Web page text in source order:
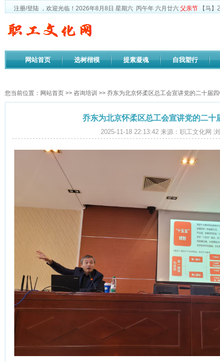
注册/登陆 ，欢迎光临！ 2026年8月8日 星期六 丙午年 六月廿六 父亲节 【马
网站首页 选树楷模 提素凝魂 自我塑行
您当前位置： 网站首页 >> 咨询培训 >> 乔东为北京怀柔区总工会宣讲党的二十届
乔东为北京怀柔区总工会宣讲党的二十
2025-11-18 22:13:42 来源：职工文化网